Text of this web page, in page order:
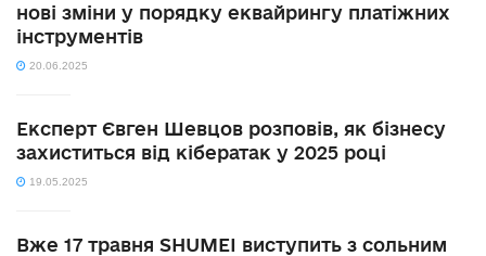
нові зміни у порядку еквайрингу платіжних
інструментів
20.06.2025
Експерт Євген Шевцов розповів, як бізнесу
захиститься від кібератак у 2025 році
19.05.2025
Вже 17 травня SHUMEI виступить з сольним